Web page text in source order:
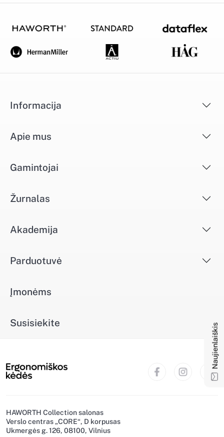
Naujienlaiškis
Informacija
Apie mus
Gamintojai
Žurnalas
Akademija
Parduotuvė
Įmonėms
Susisiekite
HAWORTH Collection salonas
Verslo centras „CORE“, D korpusas
Ukmergės g. 126, 08100, Vilnius